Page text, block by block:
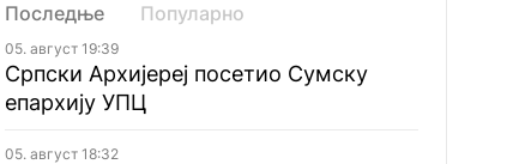
Последње Популарно
05. август 19:39
Српски Архијереј посетио Сумску
епархију УПЦ
05. август 18:32